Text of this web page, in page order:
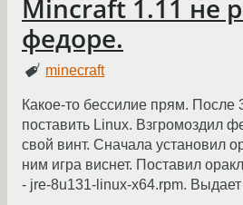
Mincraft 1.11 не
федоре.
minecraft
Какое-то бессилие прям. После
поставить Linux. Взгромоздил
свой винт. Сначала установил
ним игра виснет. Поставил
- jre-8u131-linux-x64.rpm.